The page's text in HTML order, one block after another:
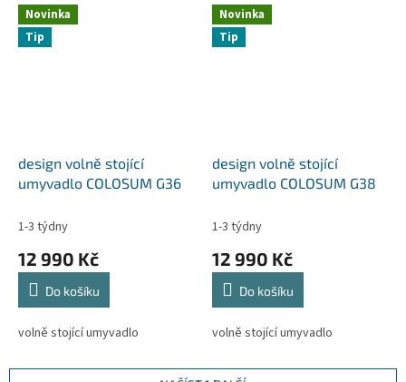
Novinka
Tip
design volně stojící
umyvadlo COLOSUM G36
1-3 týdny
12 990 Kč
Do košíku
volně stojící umyvadlo
Novinka
Tip
design volně stojící
umyvadlo COLOSUM G38
1-3 týdny
12 990 Kč
Do košíku
volně stojící umyvadlo